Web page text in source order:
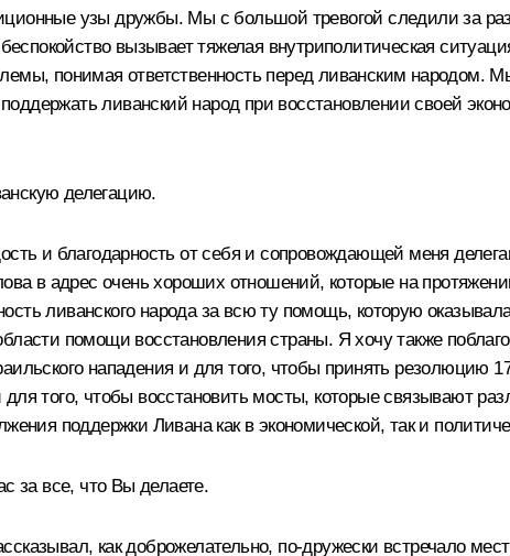
узы дружбы. Мы с большой тревогой следили за
вызывает тяжелая внутриполитическая
понимая ответственность перед ливанским
ливанский народ при восстановлении своей
делегацию.
и благодарность от себя и сопровождающей меня
в адрес очень хороших отношений, которые на
ливанского народа за всю ту помощь, которую
помощи восстановления страны. Я хочу также
нападения и для того, чтобы принять резолюцию
того, чтобы восстановить мосты, которые связывают
поддержки Ливана как в экономической, так и
за все, что Вы делаете.
как доброжелательно, по‑дружески встречало